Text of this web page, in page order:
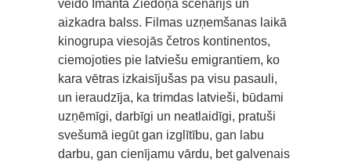
veido Imanta Ziedoņa scenārijs un
aizkadra balss. Filmas uzņemšanas laikā
kinogrupa viesojās četros kontinentos,
ciemojoties pie latviešu emigrantiem, ko
kara vētras izkaisījušas pa visu pasauli,
un ieraudzīja, ka trimdas latvieši, būdami
uzņēmīgi, darbīgi un neatlaidīgi, pratuši
svešumā iegūt gan izglītību, gan labu
darbu, gan cienījamu vārdu, bet galvenais